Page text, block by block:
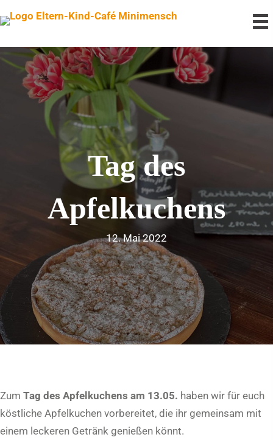
Tag des
Apfelkuchens
12. Mai 2022
Zum Tag des Apfelkuchens am 13.05. haben wir für euch
köstliche Apfelkuchen vorbereitet, die ihr gemeinsam mit
einem leckeren Getränk genießen könnt.